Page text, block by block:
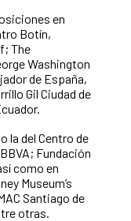
en
Botín,
The
Washington
de España,
Gil Ciudad de
la del Centro de
Fundación
como en
Museum’s
Santiago de
otras.